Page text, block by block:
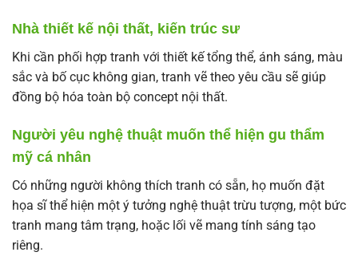
Nhà thiết kế nội thất, kiến trúc sư
Khi cần phối hợp tranh với thiết kế tổng thể, ánh sáng, màu
sắc và bố cục không gian, tranh vẽ theo yêu cầu sẽ giúp
đồng bộ hóa toàn bộ concept nội thất.
Người yêu nghệ thuật muốn thể hiện gu thẩm
mỹ cá nhân
Có những người không thích tranh có sẵn, họ muốn đặt
họa sĩ thể hiện một ý tưởng nghệ thuật trừu tượng, một bức
tranh mang tâm trạng, hoặc lối vẽ mang tính sáng tạo
riêng.